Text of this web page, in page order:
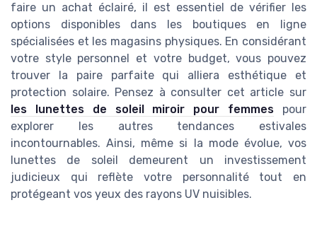
faire un achat éclairé, il est essentiel de vérifier les
options disponibles dans les boutiques en ligne
spécialisées et les magasins physiques. En considérant
votre style personnel et votre budget, vous pouvez
trouver la paire parfaite qui alliera esthétique et
protection solaire. Pensez à consulter cet article sur
les lunettes de soleil miroir pour femmes pour
explorer les autres tendances estivales
incontournables. Ainsi, même si la mode évolue, vos
lunettes de soleil demeurent un investissement
judicieux qui reflète votre personnalité tout en
protégeant vos yeux des rayons UV nuisibles.